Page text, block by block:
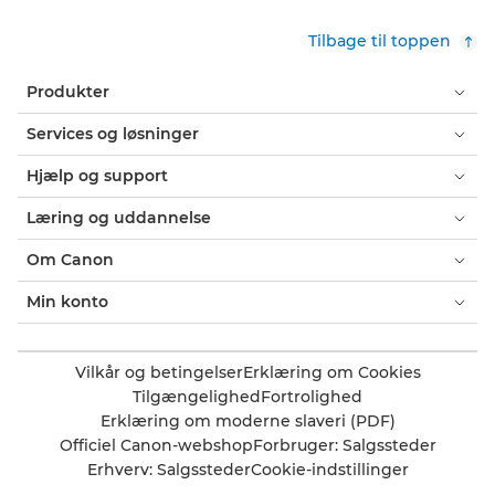
Tilbage til toppen
Produkter
Services og løsninger
Hjælp og support
Læring og uddannelse
Om Canon
Min konto
Vilkår og betingelserErklæring om Cookies
TilgængelighedFortrolighed
Erklæring om moderne slaveri (PDF)
Officiel Canon-webshopForbruger: Salgssteder
Erhverv: SalgsstederCookie-indstillinger